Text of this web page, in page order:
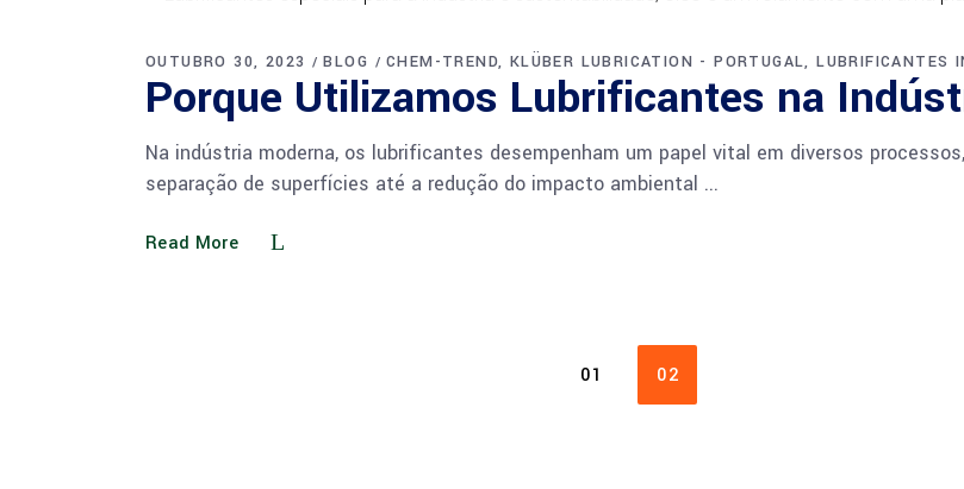
OUTUBRO 30, 2023 BLOG CHEM-TREND KLÜBER LUBRICATION - PORTUGAL LUBRIFICANTES
Porque Utilizamos Lubrificantes na
Na indústria moderna, os lubrificantes desempenham um papel vital em diversos
separação de superfícies até a redução do impacto ambiental
Read More
01 02